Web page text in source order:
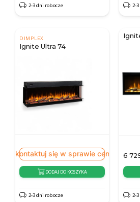
2-3 dni robocze 2-
DIMPLEX
Ignite Ultra 74
Skontaktuj się w sprawie ceny
DODAJ DO KOSZYKA
2-3 dni robocze
6
2-